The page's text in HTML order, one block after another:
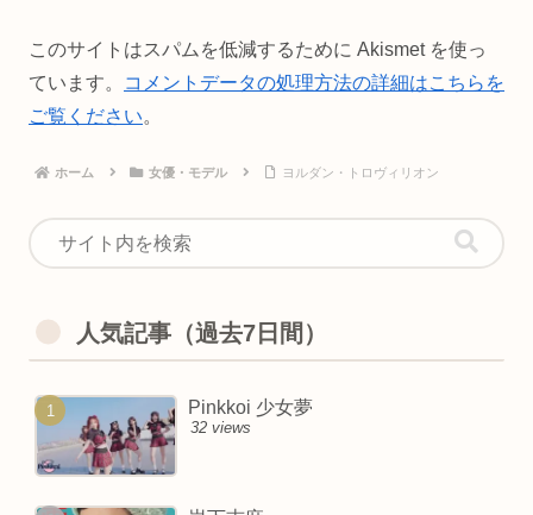
このサイトはスパムを低減するために Akismet を使っ
ています。
コメントデータの処理方法の詳細はこちらを
ご覧ください。
ホーム 女優・モデル ヨルダン・トロヴィリオン
人気記事（過去7日間）
Pinkkoi 少女夢
32 views